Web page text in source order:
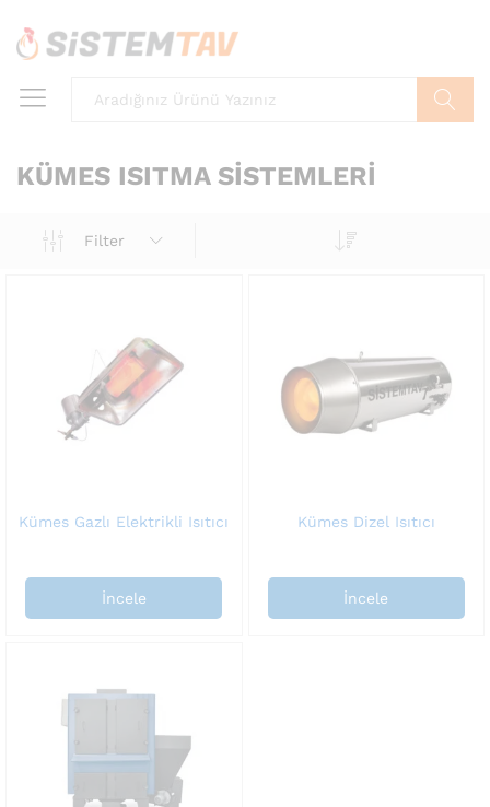
KÜMES ISITMA SISTEMLERI
Filter
Kümes Gazlı Elektrikli Isıtıcı
İncele
Kümes Dizel Isıtıcı
İncele